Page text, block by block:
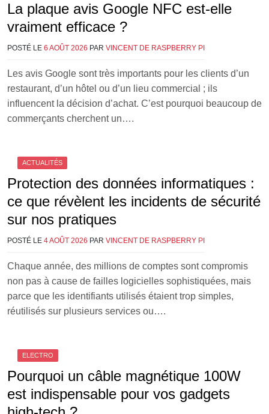
La plaque avis Google NFC est-elle
vraiment efficace ?
POSTÉ LE 6 AOÛT 2026 PAR VINCENT DE RASPBERRY PI
Les avis Google sont très importants pour les clients d’un
restaurant, d’un hôtel ou d’un lieu commercial ; ils
influencent la décision d’achat. C’est pourquoi beaucoup de
commerçants cherchent un….
ACTUALITÉS
Protection des données informatiques :
ce que révèlent les incidents de sécurité
sur nos pratiques
POSTÉ LE 4 AOÛT 2026 PAR VINCENT DE RASPBERRY PI
Chaque année, des millions de comptes sont compromis
non pas à cause de failles logicielles sophistiquées, mais
parce que les identifiants utilisés étaient trop simples,
réutilisés sur plusieurs services ou….
ELECTRO
Pourquoi un câble magnétique 100W
est indispensable pour vos gadgets